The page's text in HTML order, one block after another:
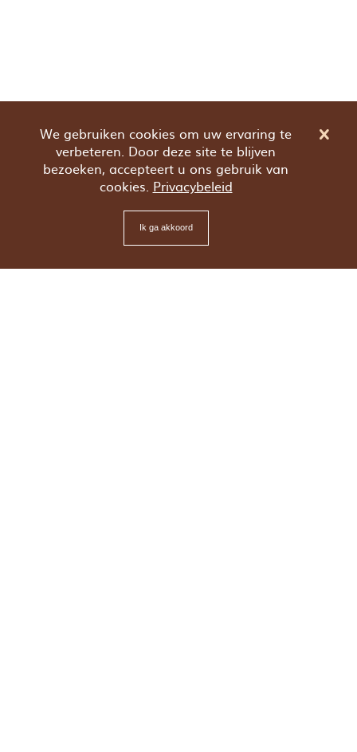
We gebruiken cookies om uw ervaring te
verbeteren. Door deze site te blijven
bezoeken, accepteert u ons gebruik van
cookies. Privacybeleid
Ik ga akkoord